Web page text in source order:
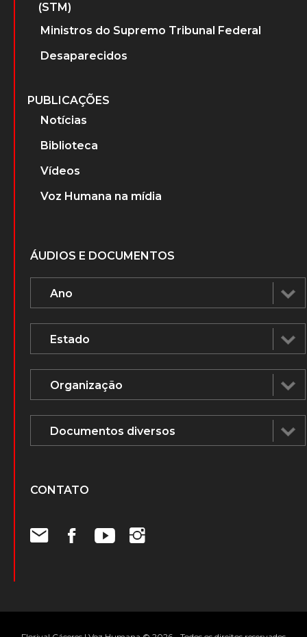
(STM)
Ministros do Supremo Tribunal Federal
Desaparecidos
PUBLICAÇÕES
Notícias
Biblioteca
Vídeos
Voz Humana na mídia
ÁUDIOS E DOCUMENTOS
CONTATO